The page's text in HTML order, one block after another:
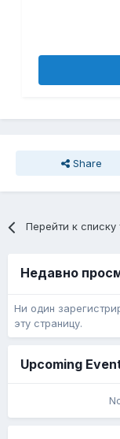
Share
Перейти к списку
Недавно
Ни один
эту страницу.
Upcoming